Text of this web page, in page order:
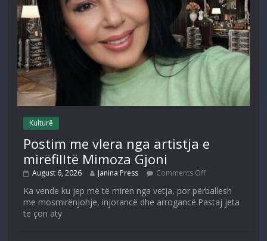
Kulturë
Postim me vlera nga artistja e
mirëfilltë Mimoza Gjoni
August 6, 2026 Janina Press Comments Off
Ka vende ku jep më të mirën nga vetja, por përballesh
me mosmirënjohje, injorancë dhe arrogancë.Pastaj jeta
të çon aty